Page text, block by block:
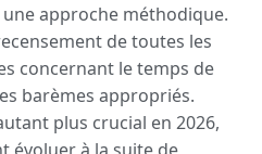
approche méthodique.
de toutes les
concernant le temps de
barèmes appropriés.
plus crucial en 2026,
évoluer à la suite de